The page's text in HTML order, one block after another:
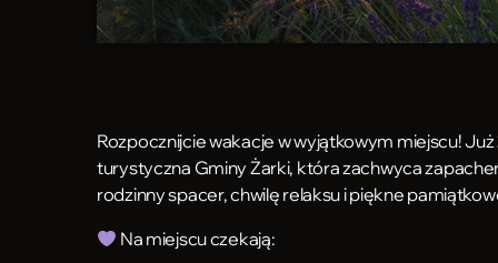
Rozpocznijcie wakacje w wyjątkowym miejscu! Już
turystyczna Gminy Żarki, która zachwyca
rodzinny spacer, chwilę relaksu i piękne
Na miejscu czekają: